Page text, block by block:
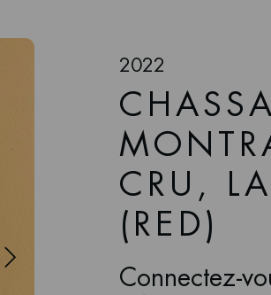
2022
CRU,
(RED)
Connectez-